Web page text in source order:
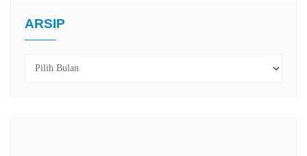
ARSIP
Arsip